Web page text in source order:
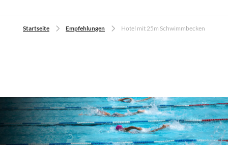
Startseite Empfehlungen Hotel mit 25m Schwimmbecken